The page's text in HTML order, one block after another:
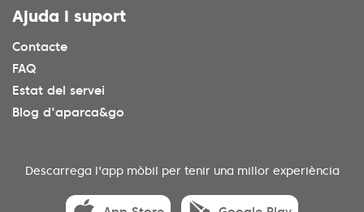
Ajuda i suport
Contacte
FAQ
Estat del servei
Blog d'aparca&go
Descarrega l'app mòbil per tenir una millor experiència